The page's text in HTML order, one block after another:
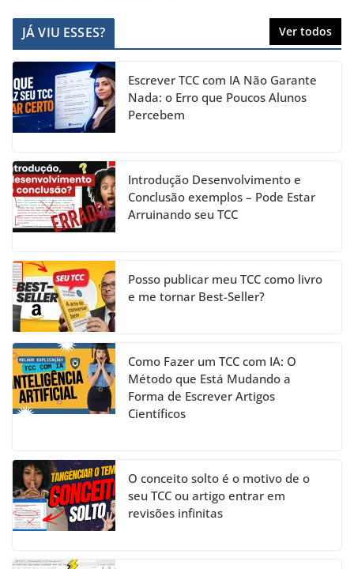
c
e
b
o
o
k
a
gr
a
m
k
e
dI
n
er T
u
b
e
h
a
n
el
JÁ VIU ESSES? Ver todos
Escrever TCC com IA Não Garante
Nada: o Erro que Poucos Alunos
Percebem
Introdução Desenvolvimento e
Conclusão exemplos – Pode Estar
Arruinando seu TCC
Posso publicar meu TCC como livro
e me tornar Best-Seller?
Como Fazer um TCC com IA: O
Método que Está Mudando a
Forma de Escrever Artigos
Científicos
O conceito solto é o motivo de o
seu TCC ou artigo entrar em
revisões infinitas